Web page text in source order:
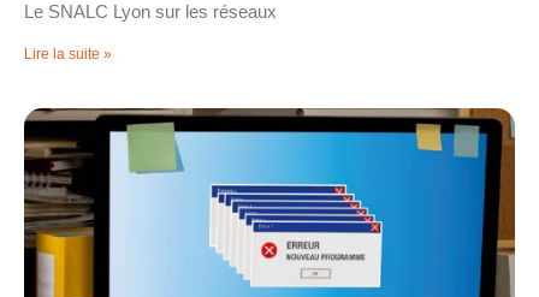
Le SNALC Lyon sur les réseaux
Lire la suite »